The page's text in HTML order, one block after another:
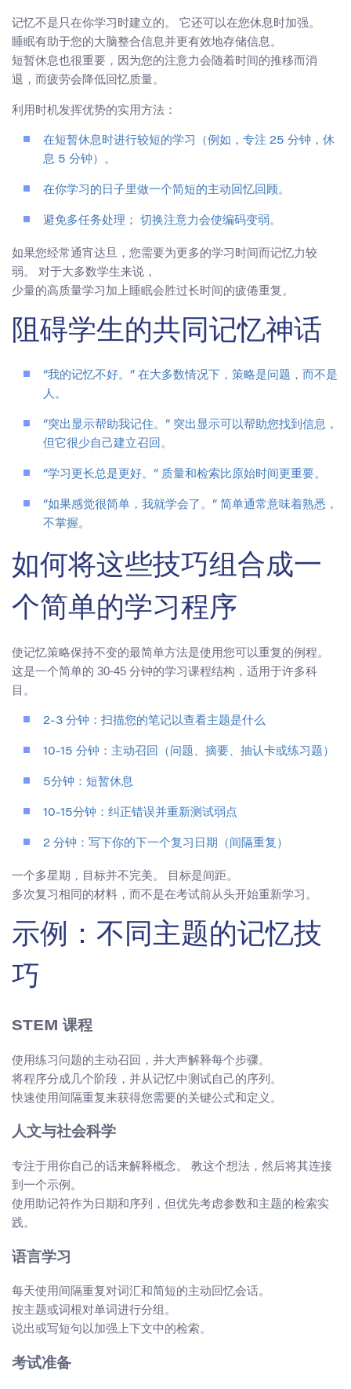
记忆不是只在你学习时建立的。 它还可以在您休息时加强。
睡眠有助于您的大脑整合信息并更有效地存储信息。
短暂休息也很重要，因为您的注意力会随着时间的推移而消
退，而疲劳会降低回忆质量。
利用时机发挥优势的实用方法：
在短暂休息时进行较短的学习（例如，专注 25 分钟，休
息 5 分钟）。
在你学习的日子里做一个简短的主动回忆回顾。
避免多任务处理； 切换注意力会使编码变弱。
如果您经常通宵达旦，您需要为更多的学习时间而记忆力较
弱。 对于大多数学生来说，
少量的高质量学习加上睡眠会胜过长时间的疲倦重复。
阻碍学生的共同记忆神话
“我的记忆不好。” 在大多数情况下，策略是问题，而不是
人。
“突出显示帮助我记住。” 突出显示可以帮助您找到信息，
但它很少自己建立召回。
“学习更长总是更好。” 质量和检索比原始时间更重要。
“如果感觉很简单，我就学会了。” 简单通常意味着熟悉，
不掌握。
如何将这些技巧组合成一
个简单的学习程序
使记忆策略保持不变的最简单方法是使用您可以重复的例程。
这是一个简单的 30-45 分钟的学习课程结构，适用于许多科
目。
2-3 分钟：扫描您的笔记以查看主题是什么
10-15 分钟：主动召回（问题、摘要、抽认卡或练习题）
5分钟：短暂休息
10-15分钟：纠正错误并重新测试弱点
2 分钟：写下你的下一个复习日期（间隔重复）
一个多星期，目标并不完美。 目标是间距。
多次复习相同的材料，而不是在考试前从头开始重新学习。
示例：不同主题的记忆技
巧
STEM 课程
使用练习问题的主动召回，并大声解释每个步骤。
将程序分成几个阶段，并从记忆中测试自己的序列。
快速使用间隔重复来获得您需要的关键公式和定义。
人文与社会科学
专注于用你自己的话来解释概念。 教这个想法，然后将其连接
到一个示例。
使用助记符作为日期和序列，但优先考虑参数和主题的检索实
践。
语言学习
每天使用间隔重复对词汇和简短的主动回忆会话。
按主题或词根对单词进行分组。
说出或写短句以加强上下文中的检索。
考试准备